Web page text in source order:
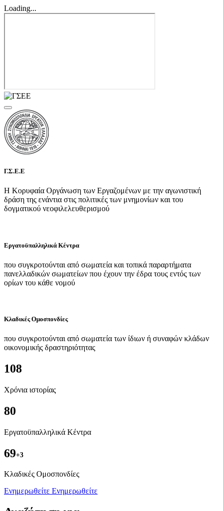
Loading...
Γ.Σ.Ε.Ε
Η Κορυφαία Οργάνωση των Εργαζομένων με την αγωνιστική
δράση της ενάντια στις πολιτικές των μνημονίων και του
δογματικού νεοφιλελευθερισμού
Εργατοϋπαλληλικά Κέντρα
που συγκροτούνται από σωματεία και τοπικά παραρτήματα
πανελλαδικών σωματείων που έχουν την έδρα τους εντός των
ορίων του κάθε νομού
Κλαδικές Ομοσπονδίες
που συγκροτούνται από σωματεία των ίδιων ή συναφών κλάδων
οικονομικής δραστηριότητας
108
Χρόνια ιστορίας
80
Εργατοϋπαλληλικά Κέντρα
69+3
Kλαδικές Ομοσπονδίες
Ενημερωθείτε Ενημερωθείτε